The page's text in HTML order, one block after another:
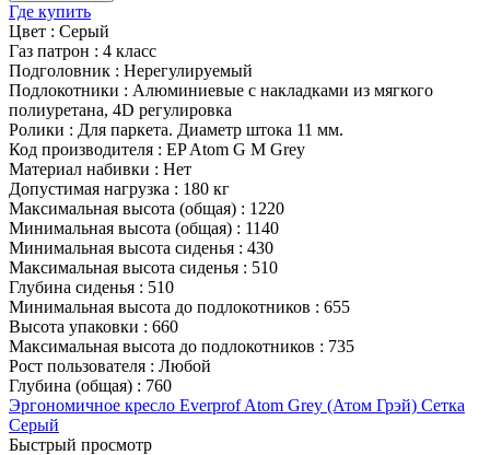
Где купить
Цвет : Серый
Газ патрон : 4 класс
Подголовник : Нерегулируемый
Подлокотники : Алюминиевые с накладками из мягкого
полиуретана, 4D регулировка
Ролики : Для паркета. Диаметр штока 11 мм.
Код производителя : EP Atom G M Grey
Материал набивки : Нет
Допустимая нагрузка : 180 кг
Максимальная высота (общая) : 1220
Минимальная высота (общая) : 1140
Минимальная высота сиденья : 430
Максимальная высота сиденья : 510
Глубина сиденья : 510
Минимальная высота до подлокотников : 655
Высота упаковки : 660
Максимальная высота до подлокотников : 735
Рост пользователя : Любой
Глубина (общая) : 760
Эргономичное кресло Everprof Atom Grey (Атом Грэй) Сетка
Серый
Быстрый просмотр